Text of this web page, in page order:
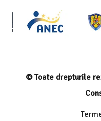
© Toate drepturile